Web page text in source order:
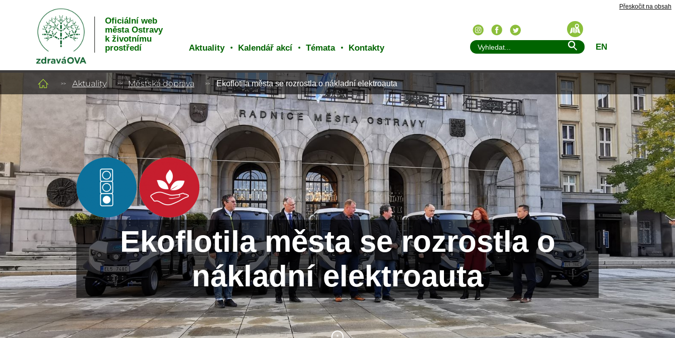
Přeskočit na obsah
Oficiální web
města Ostravy
k životnímu
prostředí
Aktuality Kalendář akcí Témata Kontakty EN
Aktuality Městská doprava Ekoflotila města se rozrostla o nákladní elektroauta
Ekoflotila města se rozrostla o
nákladní elektroauta